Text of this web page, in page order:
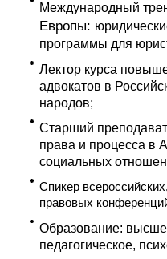
Международный
Европы:
программы для
Лектор курса
адвокатов в
народов;
Старший
права и процесса в
социальных
Спикер
правовых
Образование:
педагогическое,